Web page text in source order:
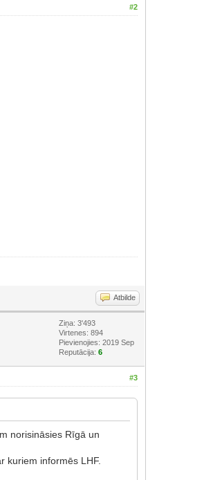
#2
Atbilde
Ziņa: 3'493
Virtenes: 894
Pievienojies: 2019 Sep
Reputācija:6
#3
norisināsies Rīgā un
kuriem informēs LHF.